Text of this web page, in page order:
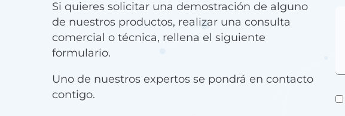
Si quieres solicitar una demostración de alguno
de nuestros productos, realizar una consulta
comercial o técnica, rellena el siguiente
formulario.
Uno de nuestros expertos se pondrá en contacto
contigo.